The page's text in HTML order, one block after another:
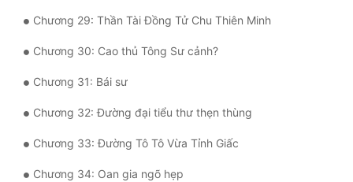
Điền Văn
Đô Thị
Đông Phương
Đông Phương Huyền Huyễn
Đồng Nhân
Chương 29: Thần Tài Đồng Tử Chu Thiên Minh
Chương 30: Cao thủ Tông Sư cảnh?
Chương 31: Bái sư
Chương 32: Đường đại tiểu thư thẹn thùng
Chương 33: Đường Tô Tô Vừa Tỉnh Giấc
Chương 34: Oan gia ngõ hẹp